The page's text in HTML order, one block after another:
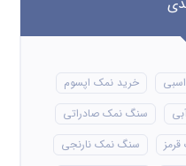
خرید نمک اپسوم
سنگ نمک صادراتی
سنگ نمک نارنجی